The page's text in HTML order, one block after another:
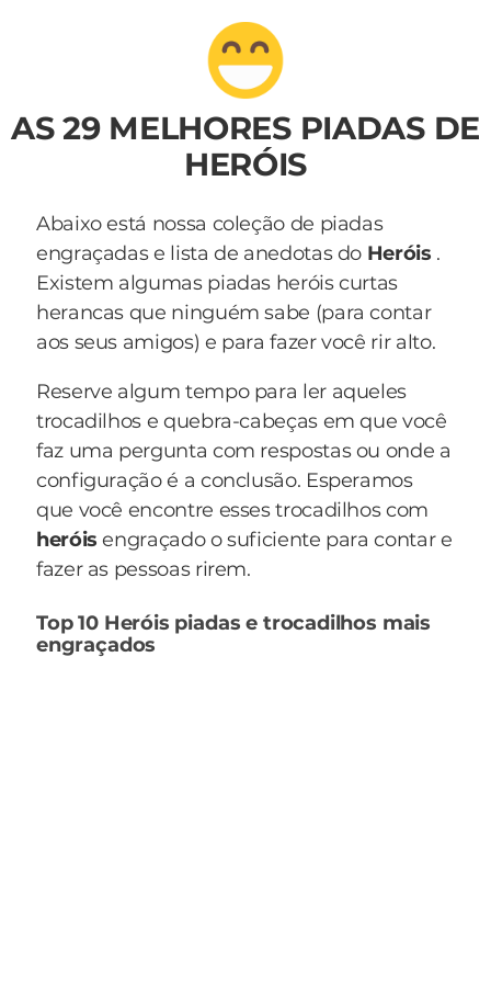
AS 29 MELHORES PIADAS DE
HERÓIS
Abaixo está nossa coleção de piadas
engraçadas e lista de anedotas do Heróis .
Existem algumas piadas heróis curtas
herancas que ninguém sabe (para contar
aos seus amigos) e para fazer você rir alto.
Reserve algum tempo para ler aqueles
trocadilhos e quebra-cabeças em que você
faz uma pergunta com respostas ou onde a
configuração é a conclusão. Esperamos
que você encontre esses trocadilhos com
heróisengraçado o suficiente para contar e
fazer as pessoas rirem.
Top 10 Heróis piadas e trocadilhos mais
engraçados